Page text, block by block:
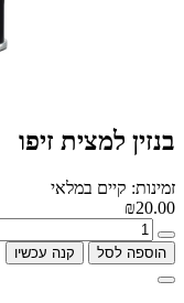
בנזין למצית זיפו
זמינות: קיים במלאי
₪20.00
הוספה לסל קנה עכשיו